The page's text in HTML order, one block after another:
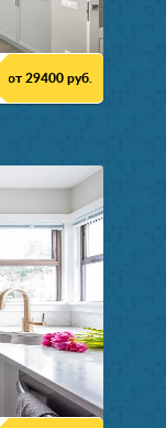
от 29400 руб.